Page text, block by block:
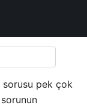
sorusu pek çok